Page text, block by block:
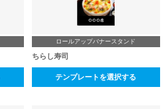
ロールアップバナースタンド
ちらし寿司
テンプレートを選択する